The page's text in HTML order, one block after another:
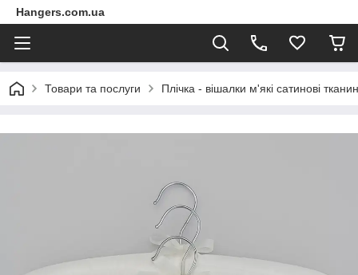
Hangers.com.ua
Товари та послуги Плічка - вішалки м'які сатинові